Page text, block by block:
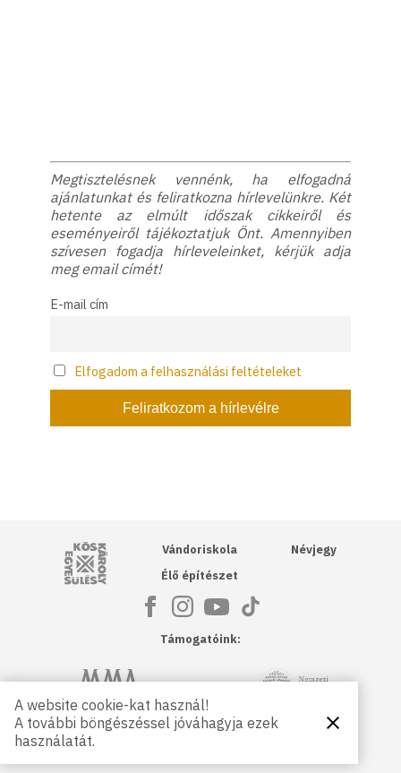
Megtisztelésnek vennénk, ha elfogadná
ajánlatunkat és feliratkozna hírlevelünkre. Két
hetente az elmúlt időszak cikkeiről és
eseményeiről tájékoztatjuk Önt. Amennyiben
szívesen fogadja hírleveleinket, kérjük adja
meg email címét!
E-mail cím
Elfogadom a felhasználási feltételeket
Kós Károly Egyesülés
Vándoriskola
Élő építészet
Névjegy
Támogatóink:
Magyar Művészeti Akadémia NKA
Petőfi Kulturális Ügynökség
A website cookie-kat használ!
A további böngészéssel jóváhagyja ezek
használatát.
Bezárás